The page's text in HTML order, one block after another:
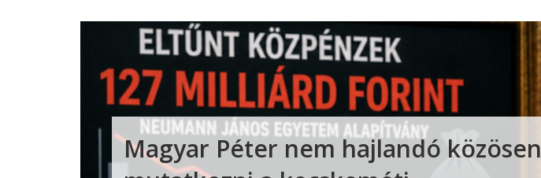
Magyar Péter nem hajlandó közösen